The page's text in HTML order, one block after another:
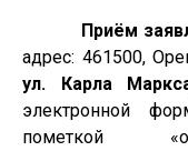
Приём
адрес: 461500,
ул. Карла
электронной
пометкой